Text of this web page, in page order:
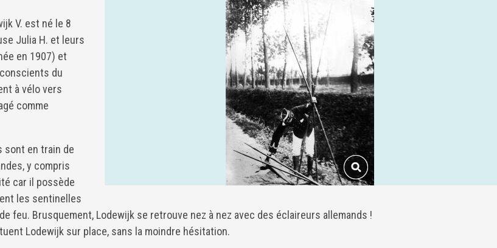
V. est né le 8
Julia H. et leurs
en 1907) et
du
à vélo vers
comme
sont en train de
y compris
car il possède
les sentinelles
feu. Brusquement, Lodewijk se retrouve nez à nez avec des éclaireurs allemands !
Lodewijk sur place, sans la moindre hésitation.